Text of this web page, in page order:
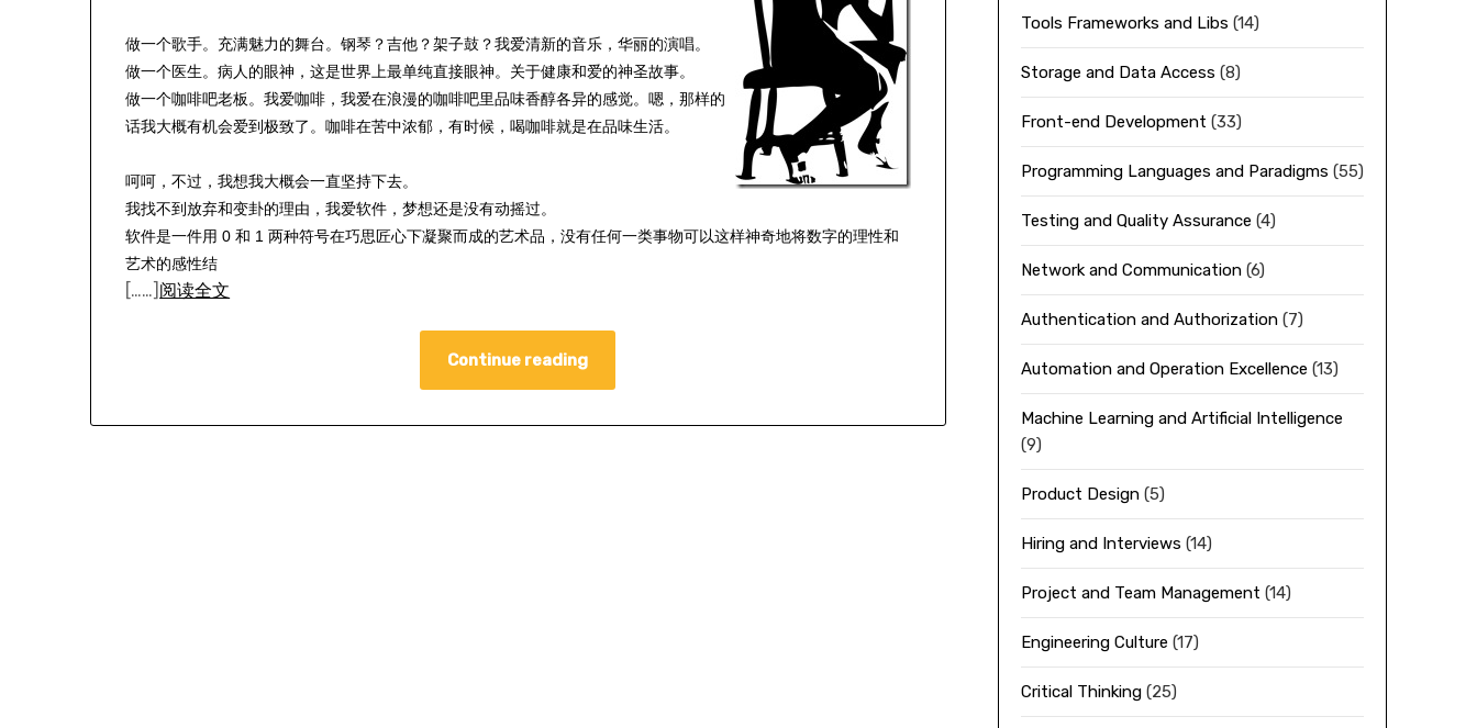
做一个歌手。充满魅力的舞台。钢琴？吉他？架子鼓？我爱清新的音乐，华丽的演唱。
做一个医生。病人的眼神，这是世界上最单纯直接眼神。关于健康和爱的神圣故事。
做一个咖啡吧老板。我爱咖啡，我爱在浪漫的咖啡吧里品味香醇各异的感觉。嗯，那样的
话我大概有机会爱到极致了。咖啡在苦中浓郁，有时候，喝咖啡就是在品味生活。
呵呵，不过，我想我大概会一直坚持下去。
我找不到放弃和变卦的理由，我爱软件，梦想还是没有动摇过。
软件是一件用 0 和 1 两种符号在巧思匠心下凝聚而成的艺术品，没有任何一类事物可以这样神奇地将数字的理性和
艺术的感性结
[……] 阅读全文
Continue reading
Tools Frameworks and Libs (14)
Storage and Data Access (8)
Front-end Development (33)
Programming Languages and Paradigms (55)
Testing and Quality Assurance (4)
Network and Communication(6)
Authentication and Authorization(7)
Automation and Operation Excellence (13)
Machine Learning and Artificial Intelligence
(9)
Product Design(5)
Hiring and Interviews (14)
Project and Team Management (14)
Engineering Culture (17)
Critical Thinking(25)